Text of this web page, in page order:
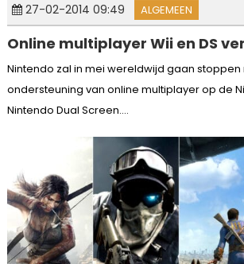
27-02-2014 09:49 ALGEMEEN
Online multiplayer Wii en DS
Nintendo zal in mei wereldwijd gaan stoppen
ondersteuning van online multiplayer op de
Nintendo Dual Screen....